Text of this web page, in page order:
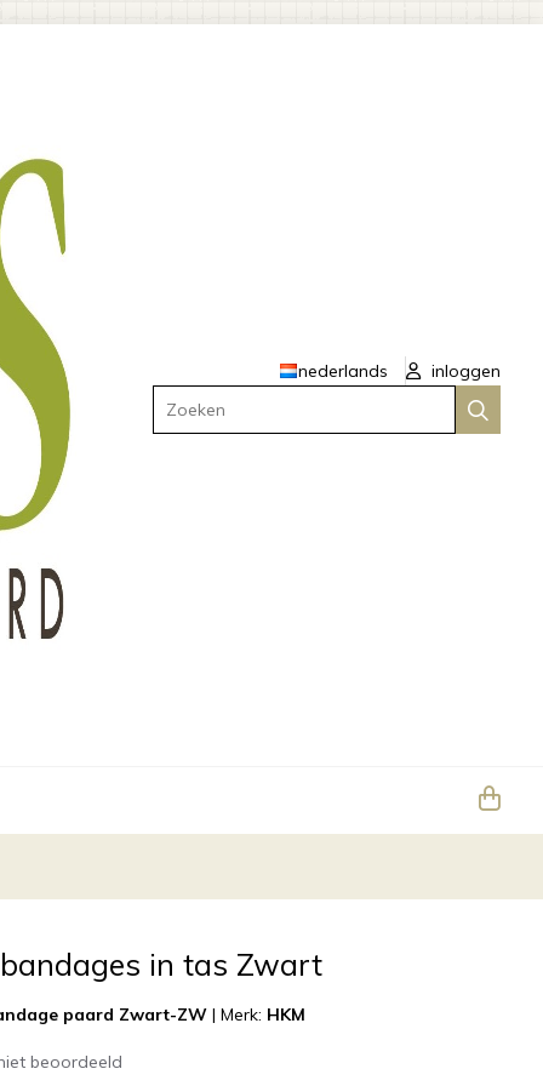
nederlands
inloggen
Zoeken
in tas Zwart
paard Zwart-ZW |Merk: HKM
beoordeeld